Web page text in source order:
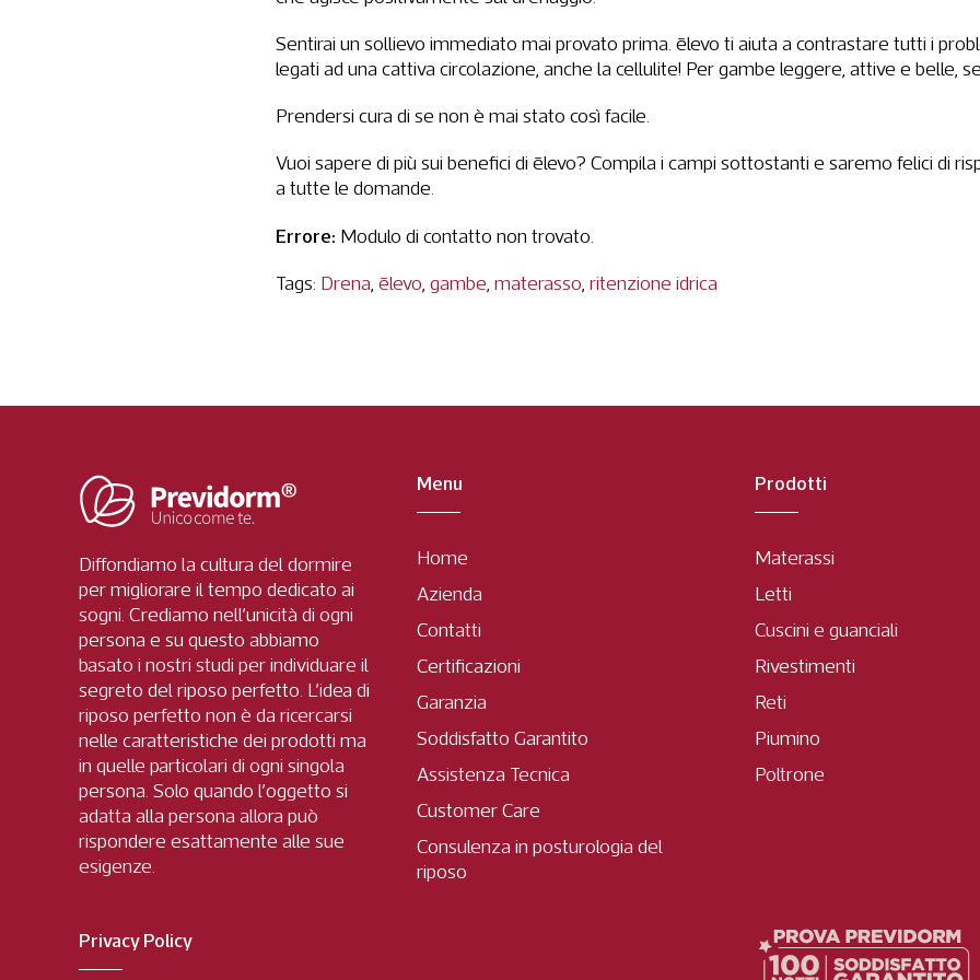
Sentirai un sollievo immediato mai provato prima. ēlevo ti aiuta a contrastare tutti i
legati ad una cattiva circolazione, anche la cellulite! Per gambe leggere, attive e belle,
Prendersi cura di se non è mai stato così facile.
Vuoi sapere di più sui benefici di ēlevo? Compila i campi sottostanti e saremo felici di
a tutte le domande.
Errore: Modulo di contatto non trovato.
Tags: Drena ēlevo gambe materasso ritenzione idrica
Diffondiamo la cultura del dormire
per migliorare il tempo dedicato ai
sogni. Crediamo nell’unicità di ogni
persona e su questo abbiamo
basato i nostri studi per individuare il
segreto del riposo perfetto. L’idea di
riposo perfetto non è da ricercarsi
nelle caratteristiche dei prodotti ma
in quelle particolari di ogni singola
persona. Solo quando l’oggetto si
adatta alla persona allora può
rispondere esattamente alle sue
esigenze.
Menu
Home
Azienda
Contatti
Certificazioni
Garanzia
Soddisfatto Garantito
Assistenza Tecnica
Customer Care
Consulenza in posturologia del
riposo
Prodotti
Materassi
Letti
Cuscini e guanciali
Rivestimenti
Reti
Piumino
Poltrone
Privacy Policy